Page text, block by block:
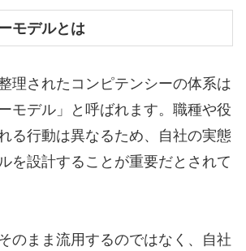
モデルとは
理されたコンピテンシーの体系は
モデル」と呼ばれます。職種や役
る行動は異なるため、自社の実態
を設計することが重要だとされて
のまま流用するのではなく、自社